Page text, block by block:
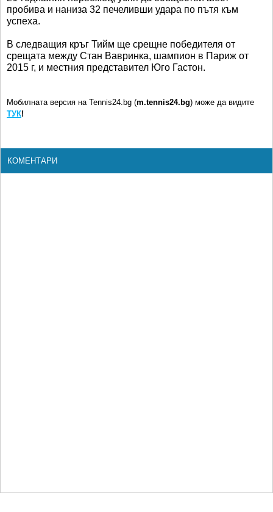
пробива и наниза 32 печеливши удара по пътя към
успеха.
В следващия кръг Тийм ще срещне победителя от
срещата между Стан Вавринка, шампион в Париж от
2015 г, и местния представител Юго Гастон.
Мобилната версия на Tennis24.bg (m.tennis24.bg) може да видите
ТУК!
КОМЕНТАРИ